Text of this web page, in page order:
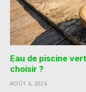
Eau de piscine
choisir ?
AOÛT 6, 2026